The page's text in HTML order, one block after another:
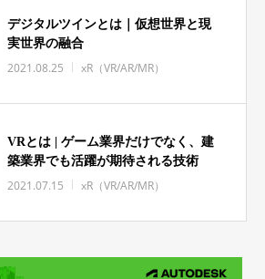
デジタルツインとは｜仮想世界と現
実世界の融合
2021.08.25 xR（VR/AR/MR）
VRとは | ゲーム業界だけでなく、建
築業界でも活躍が期待される技術
2021.07.15 xR（VR/AR/MR）